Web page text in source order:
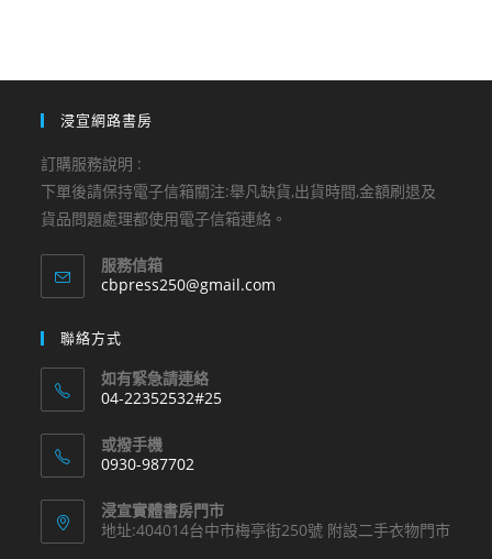
浸宣網路書房
訂購服務說明 :
下單後請保持電子信箱關注:舉凡缺貨,出貨時間,金額刷退及
貨品問題處理都使用電子信箱連絡。
服務信箱
cbpress250@gmail.com
聯絡方式
如有緊急請連絡
04-22352532#25
in
your
application
或撥手機
0930-987702
in
your
浸宣實體書房門市
地址:404014台中市梅亭街250號 附設二手衣物門市